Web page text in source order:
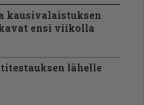
kausivalaistuksen
ensi viikolla
lähelle